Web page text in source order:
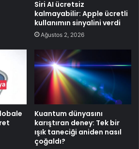
Siri AI ücretsiz
kalmayabilir: Apple ücretli
kullanımın sinyalini verdi
Ağustos 2, 2026
Kuantum dünyasını
karıştıran deney: Tek bir
ışık taneciği aniden nasıl
çoğaldı?